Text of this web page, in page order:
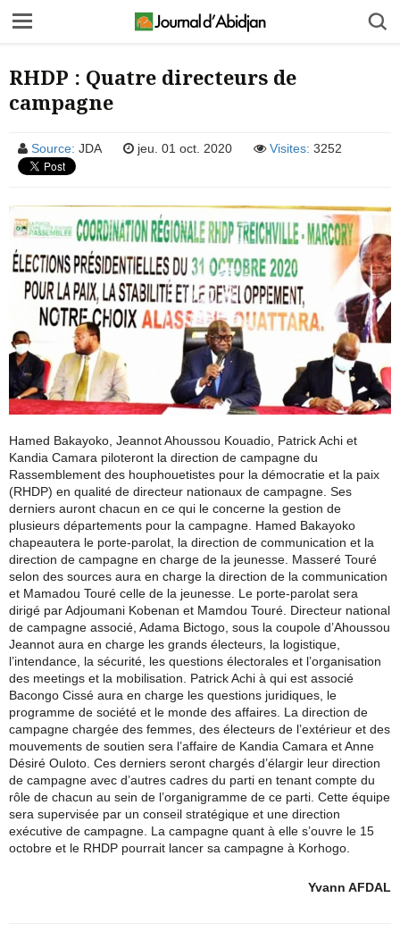
RHDP : Quatre directeurs de
campagne
Source: JDA jeu. 01 oct. 2020 Visites: 3252
Hamed Bakayoko, Jeannot Ahoussou Kouadio, Patrick Achi et
Kandia Camara piloteront la direction de campagne du
Rassemblement des houphouetistes pour la démocratie et la paix
(RHDP) en qualité de directeur nationaux de campagne. Ses
derniers auront chacun en ce qui le concerne la gestion de
plusieurs départements pour la campagne. Hamed Bakayoko
chapeautera le porte-parolat, la direction de communication et la
direction de campagne en charge de la jeunesse. Masseré Touré
selon des sources aura en charge la direction de la communication
et Mamadou Touré celle de la jeunesse. Le porte-parolat sera
dirigé par Adjoumani Kobenan et Mamdou Touré. Directeur national
de campagne associé, Adama Bictogo, sous la coupole d’Ahoussou
Jeannot aura en charge les grands électeurs, la logistique,
l’intendance, la sécurité, les questions électorales et l’organisation
des meetings et la mobilisation. Patrick Achi à qui est associé
Bacongo Cissé aura en charge les questions juridiques, le
programme de société et le monde des affaires. La direction de
campagne chargée des femmes, des électeurs de l’extérieur et des
mouvements de soutien sera l’affaire de Kandia Camara et Anne
Désiré Ouloto. Ces derniers seront chargés d’élargir leur direction
de campagne avec d’autres cadres du parti en tenant compte du
rôle de chacun au sein de l’organigramme de ce parti. Cette équipe
sera supervisée par un conseil stratégique et une direction
exécutive de campagne. La campagne quant à elle s’ouvre le 15
octobre et le RHDP pourrait lancer sa campagne à Korhogo.
Yvann AFDAL